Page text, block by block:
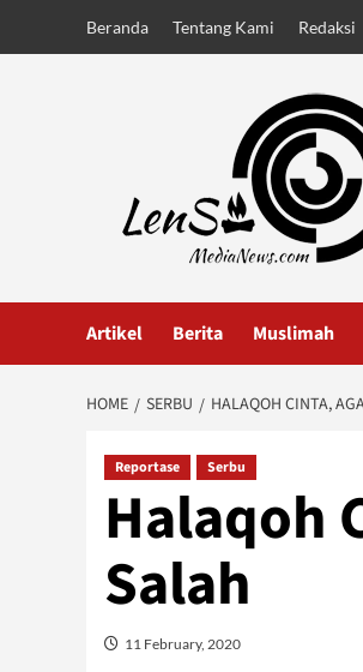
Beranda Tentang Kami Redaksi
Artikel Berita Muslimah
HOME SERBU HALAQOH CINTA,
Reportase Serbu
Halaqoh
Salah
11 February, 2020